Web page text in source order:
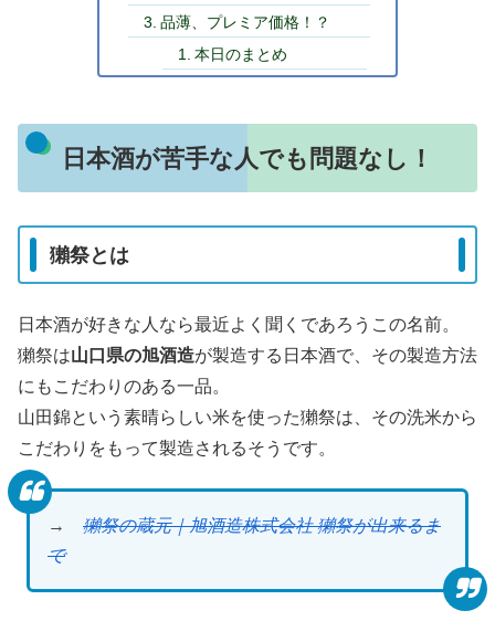
品薄、プレミア価格！？
本日のまとめ
日本酒が苦手な人でも問題なし！
獺祭とは
日本酒が好きな人なら最近よく聞くであろうこの名前。
獺祭は山口県の旭酒造が製造する日本酒で、その製造方法
にもこだわりのある一品。
山田錦という素晴らしい米を使った獺祭は、その洗米から
こだわりをもって製造されるそうです。
→ 獺祭の蔵元｜旭酒造株式会社 獺祭が出来るま
で